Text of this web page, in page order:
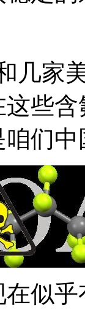
几家
些
们中
在似